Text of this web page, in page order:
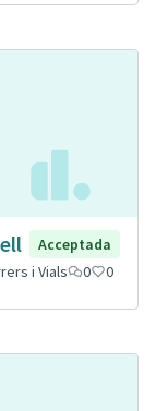
Acceptada
i Vials 0 0